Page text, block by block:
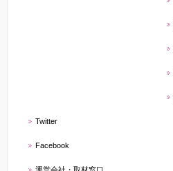
Twitter
Facebook